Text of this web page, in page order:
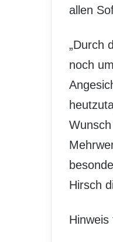
allen
„Durch
noch
Hirsch
Hinweis